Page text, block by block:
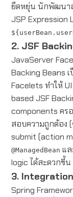
ยืดหยุ่น นักพัฒนาส
JSP Expression
2. JSF
JavaServer
Backing Beans
Facelets ทำให้
based JSF
components คร
สอบความถูกต้อง
submit (action
@ManagedBean แ
logic ได้สะดวกขึ้น
3.
Spring